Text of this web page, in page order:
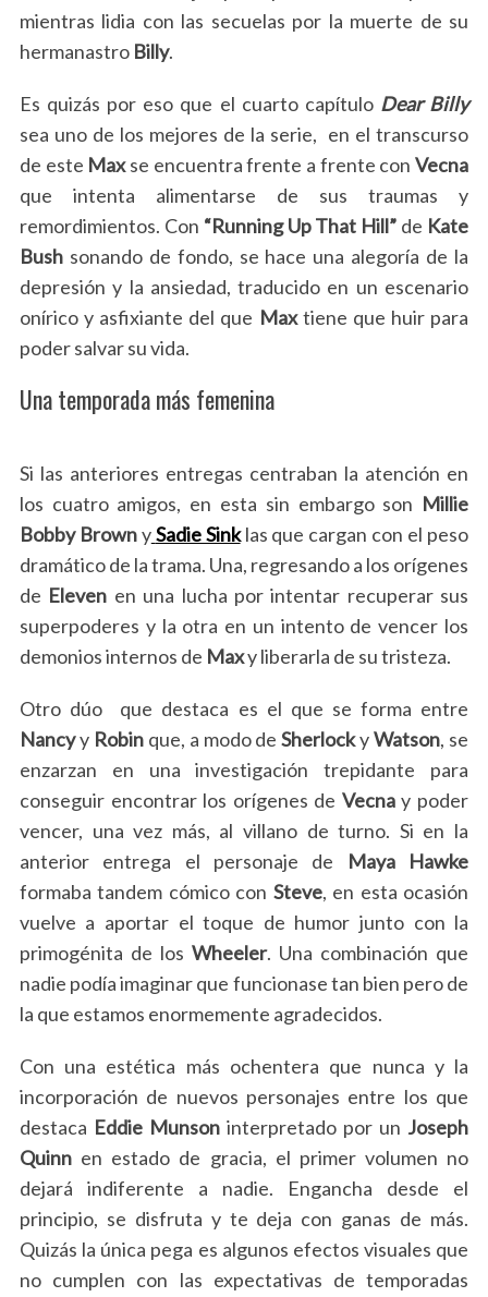
mientras lidia con las secuelas por la muerte de su
hermanastro Billy.
Es quizás por eso que el cuarto capítulo Dear Billy
sea uno de los mejores de la serie, en el transcurso
de este Maxse encuentra frente a frente conVecna
que intenta alimentarse de sus traumas y
remordimientos. Con “Running Up That Hill” de Kate
Bushsonando de fondo, se hace una alegoría de la
depresión y la ansiedad, traducido en un escenario
onírico y asfixiante del que Maxtiene que huir para
poder salvar su vida.
Una temporada más femenina
Si las anteriores entregas centraban la atención en
los cuatro amigos, en esta sin embargo son Millie
Bobby BrownySadie Sinklas que cargan con el peso
dramático de la trama. Una, regresando a los orígenes
de Eleven en una lucha por intentar recuperar sus
superpoderes y la otra en un intento de vencer los
demonios internos de Maxy liberarla de su tristeza.
Otro dúo que destaca es el que se forma entre
Nancyy Robinque, a modo deSherlockyWatson, se
enzarzan en una investigación trepidante para
conseguir encontrar los orígenes de Vecnay poder
vencer, una vez más, al villano de turno. Si en la
anterior entrega el personaje de
Maya Hawke
formaba tandem cómico con Steve, en esta ocasión
vuelve a aportar el toque de humor junto con la
primogénita de los Wheeler. Una combinación que
nadie podía imaginar que funcionase tan bien pero de
la que estamos enormemente agradecidos.
Con una estética más ochentera que nunca y la
incorporación de nuevos personajes entre los que
destaca Eddie Munsoninterpretado por un Joseph
Quinnen estado de gracia, el primer volumen no
dejará indiferente a nadie. Engancha desde el
principio, se disfruta y te deja con ganas de más.
Quizás la única pega es algunos efectos visuales que
no cumplen con las expectativas de temporadas
S
e
a
f
o
r
: